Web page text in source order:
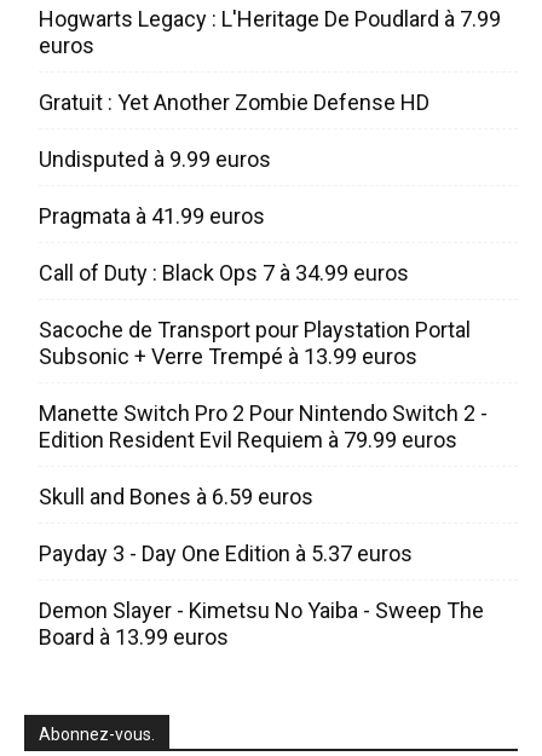
Hogwarts Legacy : L'Heritage De Poudlard à 7.99
euros
Gratuit : Yet Another Zombie Defense HD
Undisputed à 9.99 euros
Pragmata à 41.99 euros
Call of Duty : Black Ops 7 à 34.99 euros
Sacoche de Transport pour Playstation Portal
Subsonic + Verre Trempé à 13.99 euros
Manette Switch Pro 2 Pour Nintendo Switch 2 -
Edition Resident Evil Requiem à 79.99 euros
Skull and Bones à 6.59 euros
Payday 3 - Day One Edition à 5.37 euros
Demon Slayer - Kimetsu No Yaiba - Sweep The
Board à 13.99 euros
Abonnez-vous.